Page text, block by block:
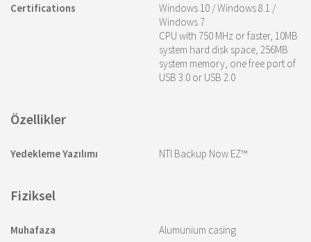
Certifications
Windows 10 / Windows 8.1 /
Windows 7
CPU with 750 MHz or faster, 10MB
system hard disk space, 256MB
system memory, one free port of
USB 3.0 or USB 2.0
Özellikler
Yedekleme Yazılımı NTI Backup Now EZ™
Fiziksel
Muhafaza Alumunium casing